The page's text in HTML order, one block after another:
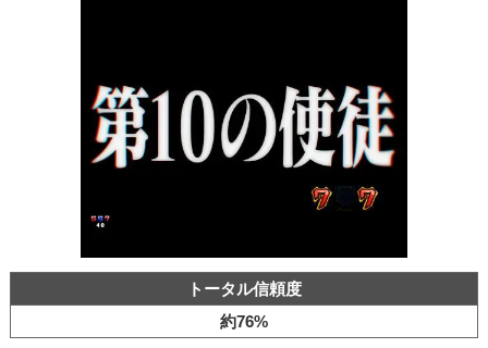
トータル信頼度
約76%